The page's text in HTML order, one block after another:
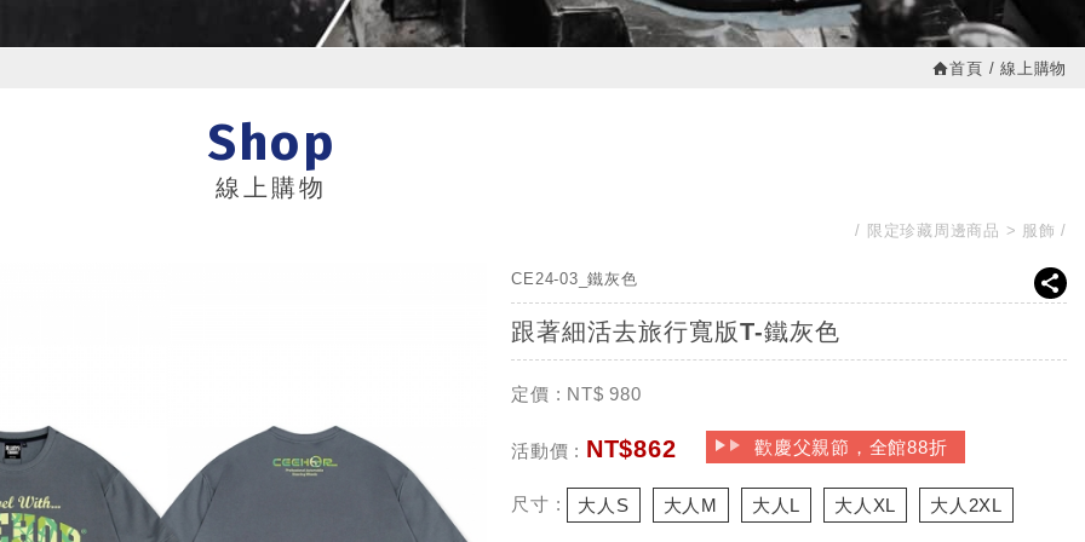
首頁 線上購物
Shop
線上購物
限定珍藏周邊商品 服飾
CE24-03_鐵灰色
跟著細活去旅行寬版T-鐵灰色
定價 : NT$ 980
活動價 : NT$862 歡慶父親節，全館88折
尺寸 : 大人S 大人M 大人L 大人XL 大人2XL